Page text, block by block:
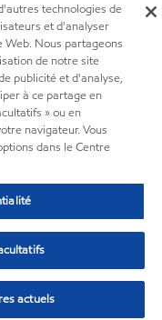
technologies de
et d'analyser
Nous partageons
de notre site
publicité et d'analyse,
à ce partage en
» ou en
navigateur. Vous
dans le Centre
actuels